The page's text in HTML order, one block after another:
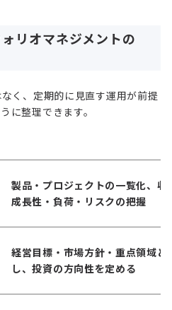
リオマネジメントの
く、定期的に見直す運用が前提
に整理できます。
製品・プロジェクトの一覧化、収
成長性・負荷・リスクの把握
経営目標・市場方針・重点領域と
し、投資の方向性を定める